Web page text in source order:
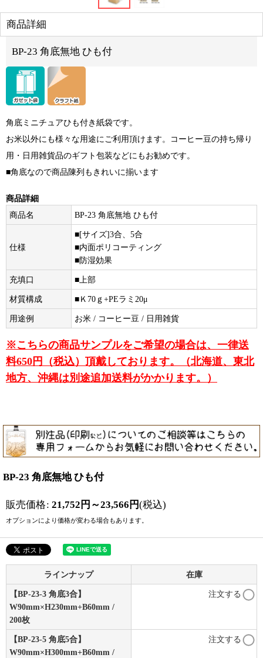
商品詳細
BP-23 角底無地 ひも付
角底ミニチュアひも付き紙袋です。
お米以外にも様々な用途にご利用頂けます。コーヒー豆の持ち帰り
用・日用雑貨品のギフト包装などにもお勧めです。
■角底なので商品陳列もきれいに揃います
商品詳細
商品名
BP-23 角底無地 ひも付
仕様
■[サイズ]3合、5合
■内面ポリコーティング
■防湿効果
充填口 ■上部
材質構成 ■Ｋ70ｇ+PEラミ20μ
用途例 お米 / コーヒー豆 / 日用雑貨
※こちらの商品サンプルをご希望の場合は、一律送
料650円（税込）頂戴しております。（北海道、東北
地方、沖縄は別途追加送料がかかります。）
BP-23 角底無地 ひも付
販売価格: 21,752 円 ～23,566 円(税込)
オプションにより価格が変わる場合もあります。
ラインナップ 在庫
【BP-23-3 角底3合】
W90mm×H230mm+B60mm /
200枚
注文する
【BP-23-5 角底5合】
W90mm×H300mm+B60mm /
注文する